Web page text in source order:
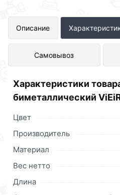
Описание
Самовывоз
Радиатор
500/100 6 секций
интернет-
Характеристики
биметаллический
Цвет
Производитель
Материал
Вес нетто
Длина